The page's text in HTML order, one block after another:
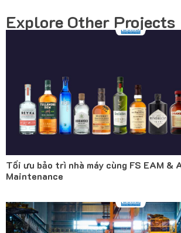
Explore Other Projects
Tối ưu bảo trì nhà máy cùng FS EAM &
Maintenance